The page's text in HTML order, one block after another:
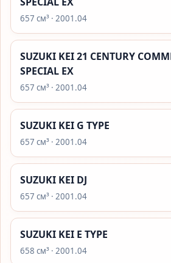
657 см³ · 2001.04
SUZUKI KEI 21 CENTURY
SPECIAL EX
657 см³ · 2001.04
SUZUKI KEI G TYPE
657 см³ · 2001.04
SUZUKI KEI DJ
657 см³ · 2001.04
SUZUKI KEI E TYPE
658 см³ · 2001.04